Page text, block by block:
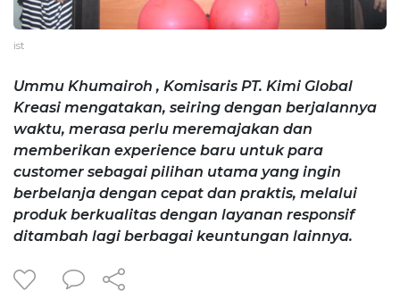
ist
Ummu Khumairoh , Komisaris PT. Kimi Global
Kreasi mengatakan, seiring dengan berjalannya
waktu, merasa perlu meremajakan dan
memberikan experience baru untuk para
customer sebagai pilihan utama yang ingin
berbelanja dengan cepat dan praktis, melalui
produk berkualitas dengan layanan responsif
ditambah lagi berbagai keuntungan lainnya.